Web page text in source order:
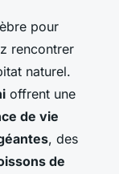
pour
rencontrer
naturel.
offrent une
de vie
, des
de